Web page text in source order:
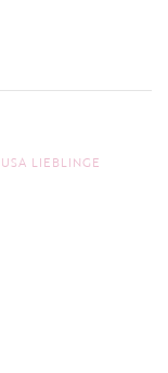
USA LIEBLINGE